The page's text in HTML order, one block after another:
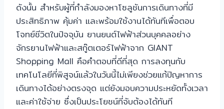
ดังนั้น สำหรับผู้ที่กำลังมองหาโซลูชันการเดินทางที่มี
ประสิทธิภาพ คุ้มค่า และพร้อมใช้งานได้ทันทีเพื่อตอบ
โจทย์ชีวิตในปัจจุบัน ยานยนต์ไฟฟ้าส่วนบุคคลอย่าง
จักรยานไฟฟ้าและสกู๊ตเตอร์ไฟฟ้าจาก GIANT
Shopping Mall คือคำตอบที่ดีที่สุด การลงทุนกับ
เทคโนโลยีที่พิสูจน์แล้วในวันนี้ไม่เพียงช่วยแก้ปัญหาการ
เดินทางได้อย่างตรงจุด แต่ยังมอบความประหยัดทั้งเวลา
และค่าใช้จ่าย ซึ่งเป็นประโยชน์ที่จับต้องได้ทันที